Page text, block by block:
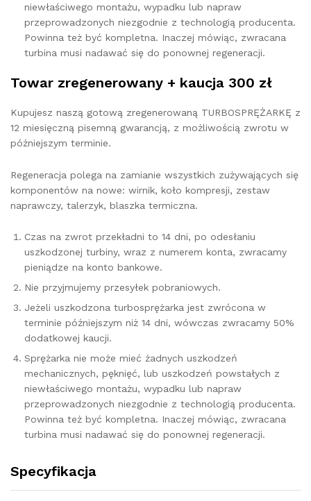
niewłaściwego montażu, wypadku lub napraw
przeprowadzonych niezgodnie z technologią producenta.
Powinna też być kompletna. Inaczej mówiąc, zwracana
turbina musi nadawać się do ponownej regeneracji.
Towar zregenerowany + kaucja 300 zł
Kupujesz naszą gotową zregenerowaną TURBOSPRĘŻARKĘ z
12 miesięczną pisemną gwarancją, z możliwością zwrotu w
późniejszym terminie.
Regeneracja polega na zamianie wszystkich zużywających się
komponentów na nowe: wirnik, koło kompresji, zestaw
naprawczy, talerzyk, blaszka termiczna.
Czas na zwrot przekładni to 14 dni, po odesłaniu
uszkodzonej turbiny, wraz z numerem konta, zwracamy
pieniądze na konto bankowe.
Nie przyjmujemy przesyłek pobraniowych.
Jeżeli uszkodzona turbosprężarka jest zwrócona w
terminie późniejszym niż 14 dni, wówczas zwracamy 50%
dodatkowej kaucji.
Sprężarka nie może mieć żadnych uszkodzeń
mechanicznych, pęknięć, lub uszkodzeń powstałych z
niewłaściwego montażu, wypadku lub napraw
przeprowadzonych niezgodnie z technologią producenta.
Powinna też być kompletna. Inaczej mówiąc, zwracana
turbina musi nadawać się do ponownej regeneracji.
Specyfikacja